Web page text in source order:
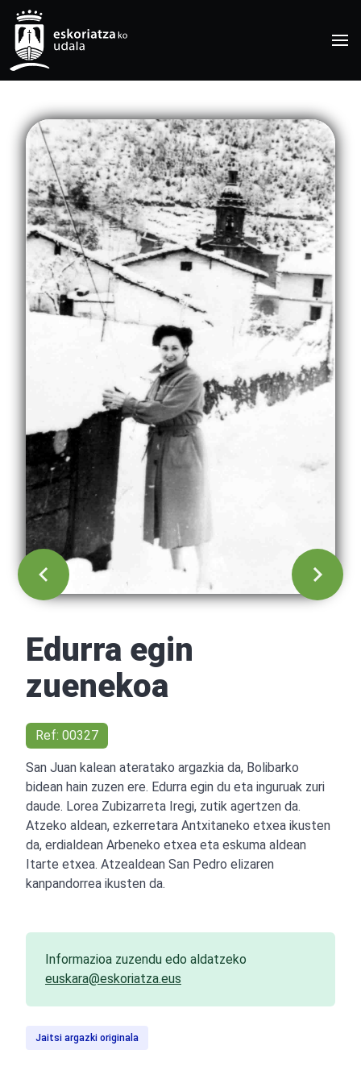
Edurra egin
zuenekoa
Ref: 00327
San Juan kalean ateratako argazkia da, Bolibarko
bidean hain zuzen ere. Edurra egin du eta inguruak zuri
daude. Lorea Zubizarreta Iregi, zutik agertzen da.
Atzeko aldean, ezkerretara Antxitaneko etxea ikusten
da, erdialdean Arbeneko etxea eta eskuma aldean
Itarte etxea. Atzealdean San Pedro elizaren
kanpandorrea ikusten da.
Informazioa zuzendu edo aldatzeko
euskara@eskoriatza.eus
Jaitsi argazki originala